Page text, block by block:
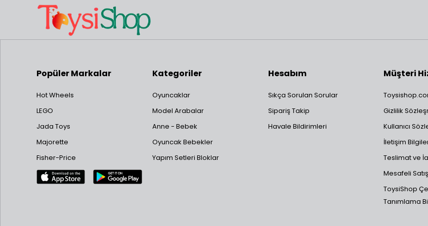
Popüler Markalar
Hot Wheels
LEGO
Jada Toys
Majorette
Fisher-Price
Kategoriler
Oyuncaklar
Model Arabalar
Anne - Bebek
Oyuncak Bebekler
Yapım Setleri Bloklar
Hesabım
Sıkça Sorulan Sorular
Sipariş Takip
Havale Bildirimleri
Müşteri
Gizlilik
Kullanıcı
İletişim
Teslimat ve
Mesafeli
ToysiShop
Tanımlama